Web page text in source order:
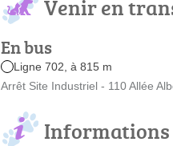
Venir en
En bus
Ligne 702, à 815 m
Arrêt Site Industriel - 110 Allée
Informations